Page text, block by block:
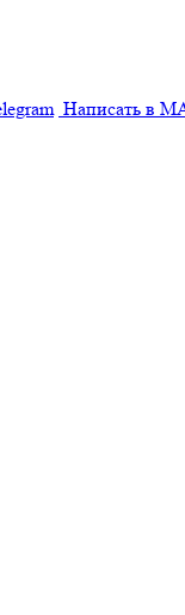
Написать в